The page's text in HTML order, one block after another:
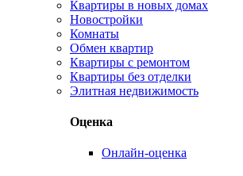
Квартиры в новых домах
Новостройки
Комнаты
Обмен квартир
Квартиры с ремонтом
Квартиры без отделки
Элитная недвижимость
Оценка
Онлайн-оценка